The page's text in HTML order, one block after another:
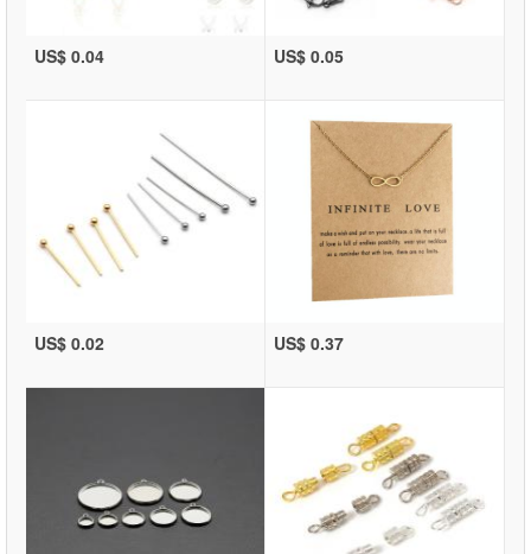
US$ 0.04 US$ 0.05
US$ 0.02 US$ 0.37